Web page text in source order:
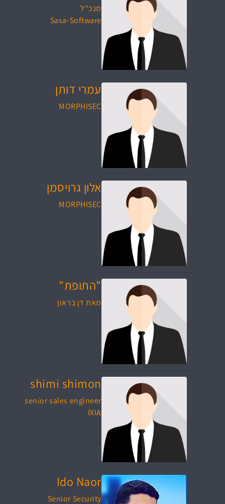
מנכ"ל
Sasa-Software
עמרי דותן
MORPHISEC
אלון גרויסמן
MORPHISEC
"התופת"
מאת דן בראון
shimi shimon
senior sales engineer
IXIA
Ido Naor
Senior Security